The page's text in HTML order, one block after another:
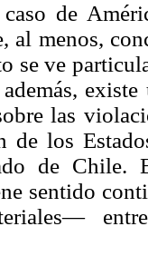
de
al menos,
se ve
las
de los
de Chile.
sentido